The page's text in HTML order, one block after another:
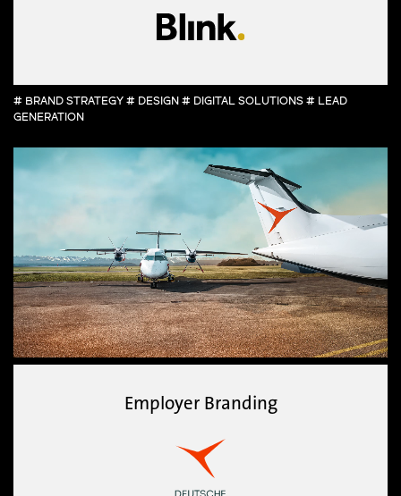
# BRAND STRATEGY # DESIGN # DIGITAL SOLUTIONS # LEAD
GENERATION
Employer Branding